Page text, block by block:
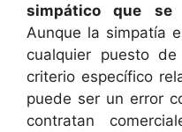
simpático que
Aunque la simpatía
cualquier puesto
criterio específico
puede ser un error
contratan